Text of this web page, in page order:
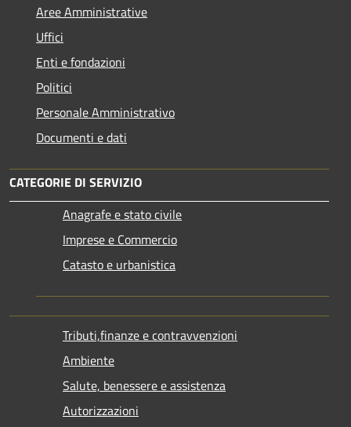
Aree Amministrative
Uffici
Enti e fondazioni
Politici
Personale Amministrativo
Documenti e dati
CATEGORIE DI SERVIZIO
Anagrafe e stato civile
Imprese e Commercio
Catasto e urbanistica
Tributi,finanze e contravvenzioni
Ambiente
Salute, benessere e assistenza
Autorizzazioni